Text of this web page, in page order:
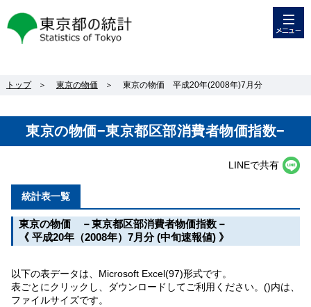
東京都の統計
トップ ＞ 東京の物価 ＞ 東京の物価 平成20年(2008年)7月分
東京の物価−東京都区部消費者物価指数−
LINEで共有
統計表一覧
東京の物価 －東京都区部消費者物価指数－
《 平成20年（2008年）7月分 (中旬速報値) 》
以下の表データは、Microsoft Excel(97)形式です。
表ごとにクリックし、ダウンロードしてご利用ください。()内は、
ファイルサイズです。